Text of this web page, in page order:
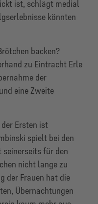
ist, schlägt medial
könnten
backen?
zu Eintracht Erle
der
eine Zweite
Ersten ist
spielt bei den
für den
nicht lange zu
der Frauen hat die
Übernachtungen